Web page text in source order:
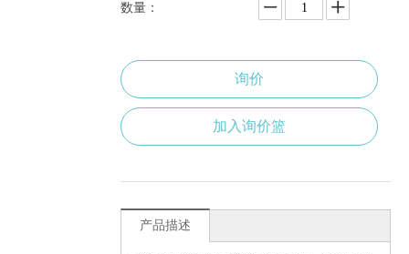
数量：
询价
加入询价篮
产品描述